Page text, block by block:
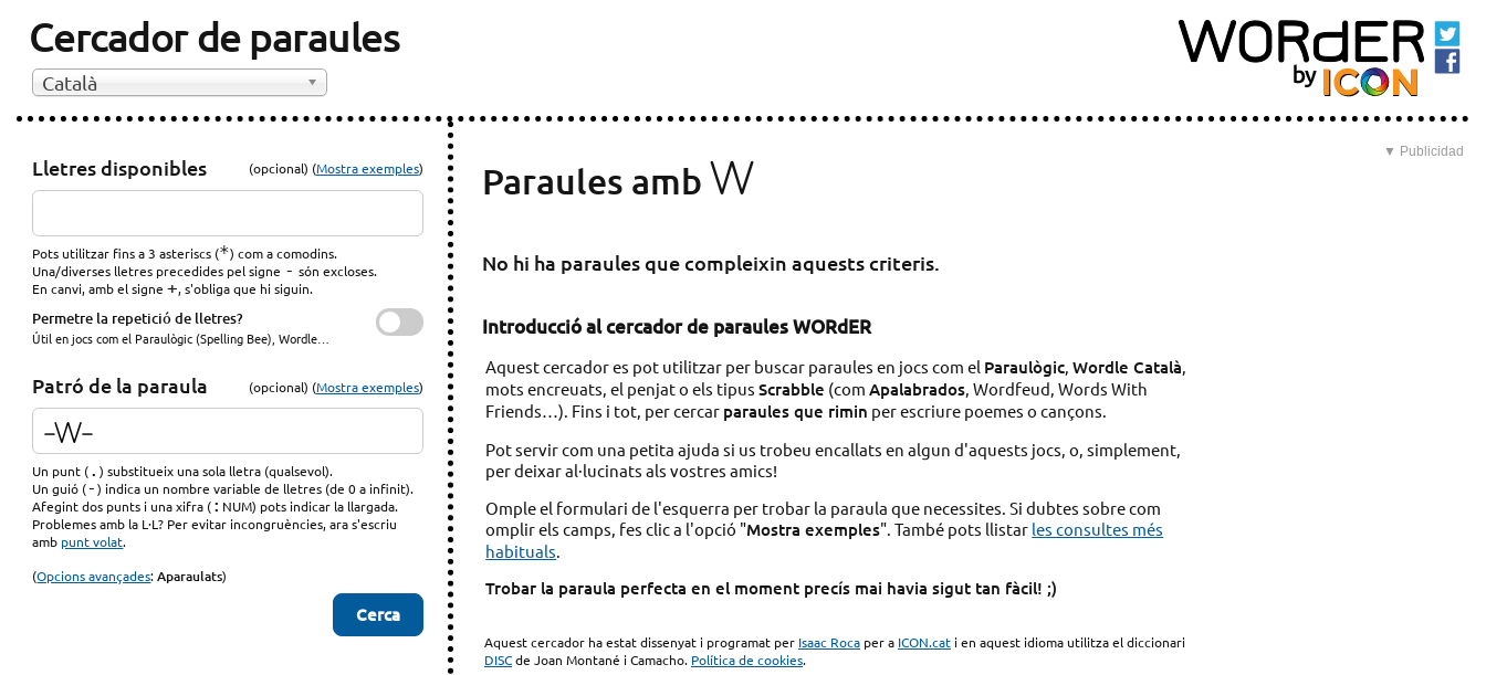
Cercador de paraules
Català
Lletres disponibles (opcional) (Mostra exemples)
Pots utilitzar fins a 3 asteriscs (*) com a comodins.
Una/diverses lletres precedides pel signe - són excloses.
En canvi, amb el signe+, s'obliga que hi siguin.
Permetre la repetició de lletres?
Útil en jocs com el Paraulògic (Spelling Bee), Wordle…
Patró de la paraula (opcional) (Mostra exemples)
Un punt (.) substitueix una sola lletra (qualsevol).
Un guió (-) indica un nombre variable de lletres (de 0 a infinit).
Afegint dos punts i una xifra (: NUM) pots indicar la llargada.
Problemes amb la L·L? Per evitar incongruències, ara s'escriu
amb punt volat.
(Opcions avançades:Aparaulats)
▼ Publicidad
Paraules amb W
No hi ha paraules que compleixin aquests criteris.
Introducció al cercador de paraules WORdER
Aquest cercador es pot utilitzar per buscar paraules en jocs com el Paraulògic,Wordle Català,
mots encreuats, el penjat o els tipusScrabble (comApalabrados, Wordfeud, Words With
Friends…). Fins i tot, per cercar paraules que rimin per escriure poemes o cançons.
Pot servir com una petita ajuda si us trobeu encallats en algun d'aquests jocs, o, simplement,
per deixar al·lucinats als vostres amics!
Omple el formulari de l'esquerra per trobar la paraula que necessites. Si dubtes sobre com
omplir els camps, fes clic a l'opció "Mostra exemples". També pots llistar les consultes més
habituals
Trobar la paraula perfecta en el moment precís mai havia sigut tan fàcil! ;)
Aquest cercador ha estat dissenyat i programat per Isaac Roca per a ICON.cat i en aquest idioma utilitza el diccionari
DISCde Joan Montané i Camacho. Política de cookies.